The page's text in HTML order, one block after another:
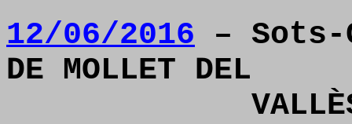
12/06/2016 – Sots-
DE MOLLET DEL